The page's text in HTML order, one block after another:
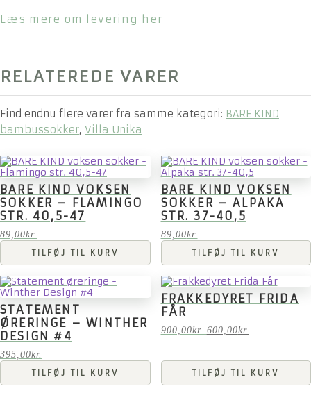
Læs mere om levering her
RELATEREDE VARER
Find endnu flere varer fra samme kategori: BARE KIND
bambussokker, Villa Unika
BARE KIND VOKSEN
SOKKER – FLAMINGO
STR. 40,5-47
89,00kr.
TILFØJ TIL KURV
BARE KIND VOKSEN
SOKKER – ALPAKA
STR. 37-40,5
89,00kr.
TILFØJ TIL KURV
STATEMENT
ØRERINGE – WINTHER
DESIGN #4
395,00kr.
TILFØJ TIL KURV
FRAKKEDYRET FRIDA
FÅR
900,00kr. Den
var:
900,00kr..
600,00kr.
er:
600,00kr..
TILFØJ TIL KURV